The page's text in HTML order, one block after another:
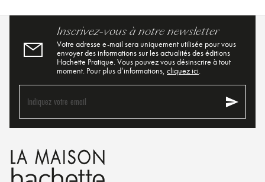
Inscrivez-vous à notre newsletter
Votre adresse e-mail sera uniquement utilisée pour vous
envoyer des informations sur les actualités des éditions
Hachette Pratique. Vous pouvez vous désinscrire à tout
moment. Pour plus d’informations, cliquez ici.
Indiquez votre email send